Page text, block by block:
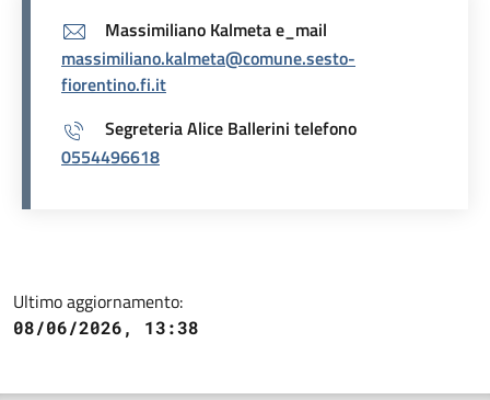
Massimiliano Kalmeta e_mail
massimiliano.kalmeta@comune.sesto-
fiorentino.fi.it
Segreteria Alice Ballerini telefono
0554496618
Ultimo aggiornamento:
08/06/2026, 13:38